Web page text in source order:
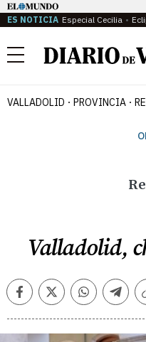
ES NOTICIA Especial Cecilia
Menú
VALLADOLID PROVINCIA
Valladolid,
FacebookTwitterWhatsapp